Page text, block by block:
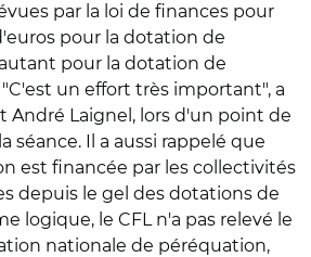
par la loi de finances pour
pour la dotation de
pour la dotation de
un effort très important", a
André Laignel, lors d'un point de
séance. Il a aussi rappelé que
est financée par les collectivités
depuis le gel des dotations de
logique, le CFL n'a pas relevé le
nationale de péréquation,